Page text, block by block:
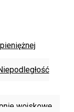
wojskowe